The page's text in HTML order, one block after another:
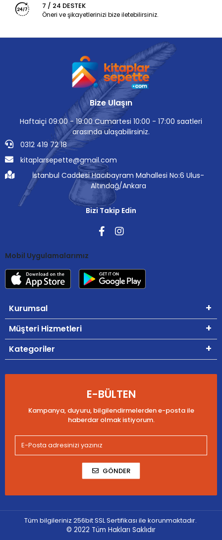
7 / 24 DESTEK
Öneri ve şikayetlerinizi bize iletebilirsiniz.
Bize Ulaşın
Haftaiçi 09:00 - 19:00 Cumartesi 10:00 - 17:00 saatleri
arasında ulaşabilirsiniz.
0312 419 72 18
kitaplarsepette@gmail.com
İstanbul Caddesi Hacıbayram Mahallesi No:6 Ulus-
Altındağ/Ankara
Bizi Takip Edin
Mobil Uygulamalarımız
Kurumsal
Müşteri Hizmetleri
Kategoriler
E-BÜLTEN
Kampanya, duyuru, bilgilendirmelerden e-posta ile
haberdar olmak istiyorum.
GÖNDER
Tüm bilgileriniz 256bit SSL Sertifikası ile korunmaktadır.
© 2022 Tüm Hakları Saklıdır